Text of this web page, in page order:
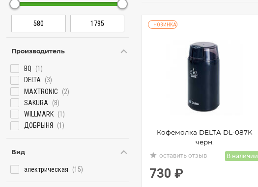
Производитель
BQ
(1)
DELTA (3)
MAXTRONIC
(2)
SAKURA
(8)
WILLMARK (1)
ДОБРЫНЯ
(1)
Вид
электрическая (15)
НОВИНКА
Кофемолка DELTA DL-087K
черн.
grade оставить отзыв В наличии
730₽